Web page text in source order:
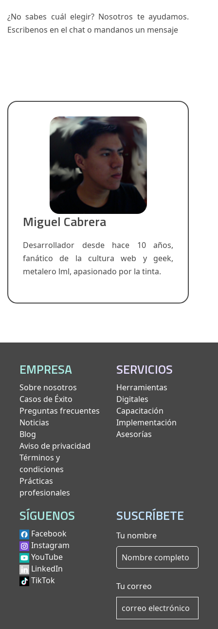
¿No sabes cuál elegir? Nosotros te ayudamos.
Escribenos en el chat o mandanos un mensaje
Miguel Cabrera
Desarrollador desde hace 10 años,
fanático de la cultura web y geek,
metalero lml, apasionado por la tinta.
EMPRESA
Sobre nosotros
Casos de Éxito
Preguntas frecuentes
Noticias
Blog
Aviso de privacidad
Términos y
condiciones
Prácticas
profesionales
SERVICIOS
Herramientas
Digitales
Capacitación
Implementación
Asesorías
SÍGUENOS
Facebook
Instagram
YouTube
LinkedIn
TikTok
SUSCRÍBETE
Tu nombre
Tu correo